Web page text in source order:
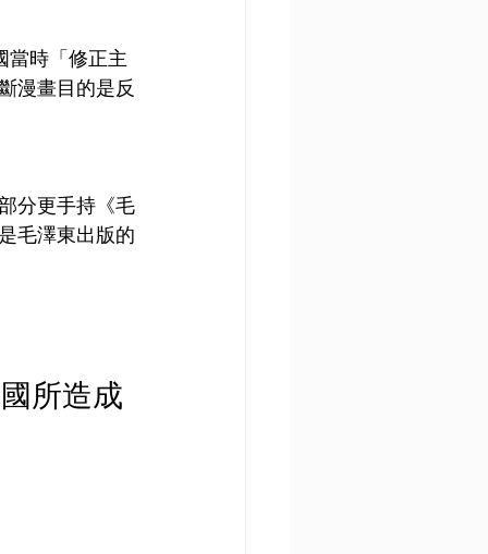
當時「修正主
漫畫目的是反
分更手持《毛
毛澤東出版的
所造成